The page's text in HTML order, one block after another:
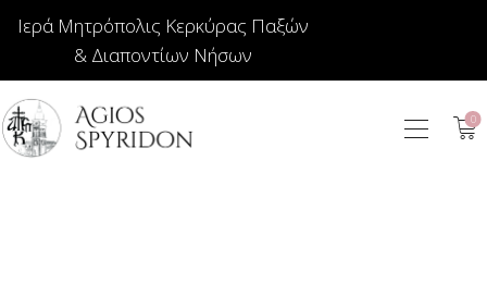
Ιερά Μητρόπολις Κερκύρας Παξών
& Διαποντίων Νήσων
0